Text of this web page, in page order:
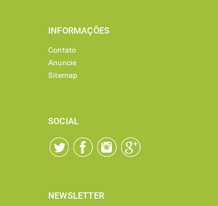
INFORMAÇÕES
Contato
Anuncie
Sitemap
SOCIAL
NEWSLETTER